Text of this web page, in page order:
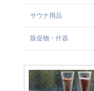
サウナ用品
販促物・什器